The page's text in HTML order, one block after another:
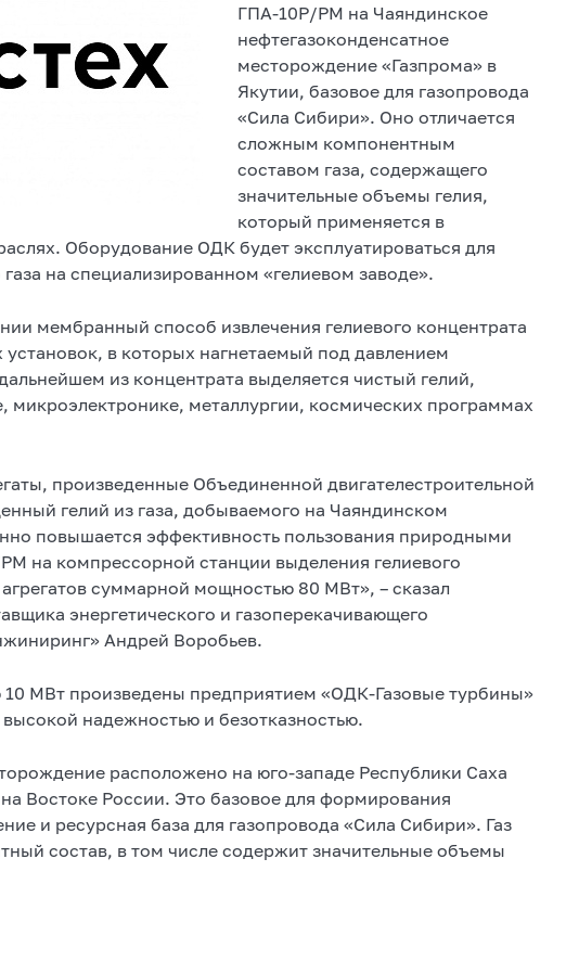
ГПА-10Р/РМ на Чаяндинское
нефтегазоконденсатное
месторождение «Газпрома» в
Якутии, базовое для газопровода
«Сила Сибири». Оно отличается
сложным компонентным
составом газа, содержащего
значительные объемы гелия,
который применяется в
Оборудование ОДК будет эксплуатироваться для
на специализированном «гелиевом заводе».
мембранный способ извлечения гелиевого концентрата
в которых нагнетаемый под давлением
из концентрата выделяется чистый гелий,
металлургии, космических программах
произведенные Объединенной двигателестроительной
гелий из газа, добываемого на Чаяндинском
повышается эффективность пользования природными
на компрессорной станции выделения гелиевого
суммарной мощностью 80 МВт», – сказал
энергетического и газоперекачивающего
Андрей Воробьев.
МВт произведены предприятием «ОДК-Газовые турбины»
надежностью и безотказностью.
расположено на юго-западе Республики Саха
Востоке России. Это базовое для формирования
и ресурсная база для газопровода «Сила Сибири». Газ
состав, в том числе содержит значительные объемы